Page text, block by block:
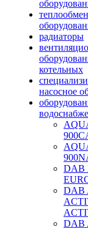
радиаторы
котельных
насосное
DAB
DAB
DAB